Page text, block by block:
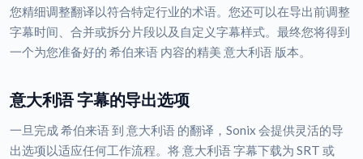
您精细调整翻译以符合特定行业的术语。您还可以在导出前调整
字幕时间、合并或拆分片段以及自定义字幕样式。最终您将得到
一个为您准备好的 希伯来语 内容的精美 意大利语 版本。
意大利语 字幕的导出选项
一旦完成 希伯来语 到 意大利语 的翻译，Sonix 会提供灵活的导
出选项以适应任何工作流程。将 意大利语 字幕下载为 SRT 或